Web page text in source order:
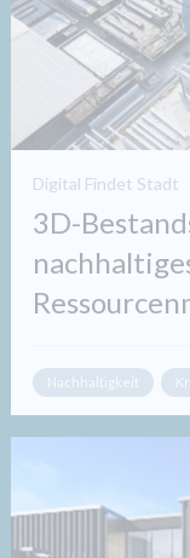
Digital Findet Stadt
3D-
Nachhaltigkeit